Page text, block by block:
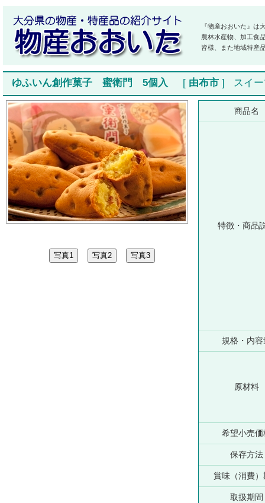
『物産おおいた』は
農林水産物、加工食
皆様、また地域特産
ゆふいん創作菓子 蜜衛門 5個入 [ 由布市 ] スイ
商品名
特徴・商品
規格・内容
原材料
希望小売価
保存方法
賞味（消費）
取扱期間